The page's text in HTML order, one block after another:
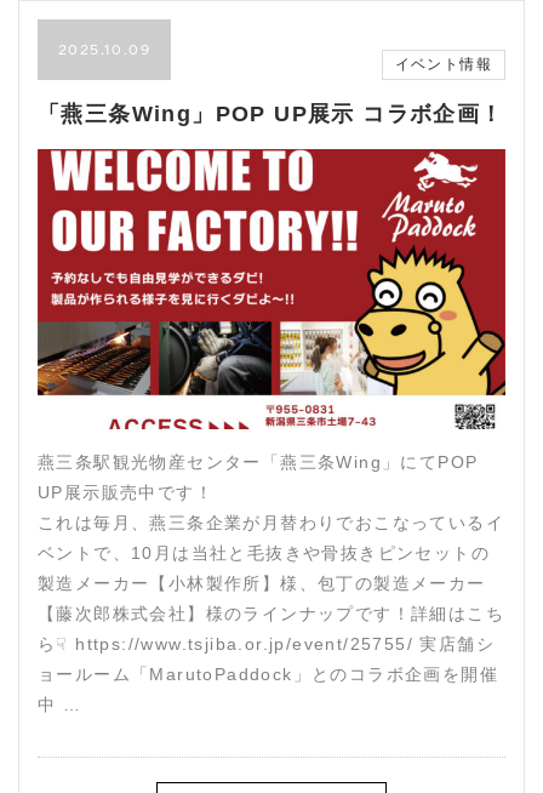
2025.10.09
イベント情報
「燕三条Wing」POP UP展示 コラボ企画！
燕三条駅観光物産センター「燕三条Wing」にてPOP
UP展示販売中です！
これは毎月、燕三条企業が月替わりでおこなっているイ
ベントで、10月は当社と毛抜きや骨抜きピンセットの
製造メーカー【小林製作所】様、包丁の製造メーカー
【藤次郎株式会社】様のラインナップです！詳細はこち
ら☟ https://www.tsjiba.or.jp/event/25755/ 実店舗シ
ョールーム「MarutoPaddock」とのコラボ企画を開催
中 …